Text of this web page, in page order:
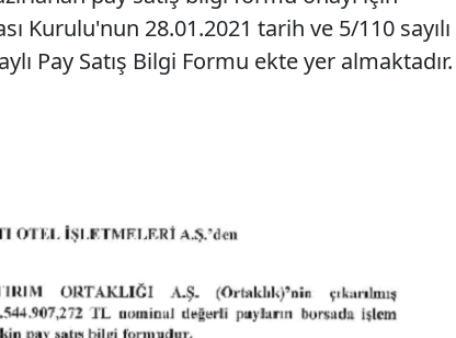
Kurulu'nun 28.01.2021 tarih ve 5/110 sayılı
Pay Satış Bilgi Formu ekte yer almaktadır.